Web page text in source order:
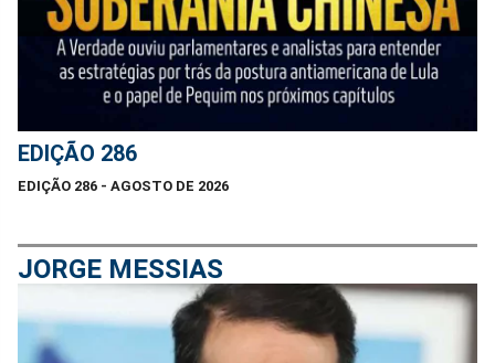
EDIÇÃO 286
EDIÇÃO 286 - AGOSTO DE 2026
JORGE MESSIAS